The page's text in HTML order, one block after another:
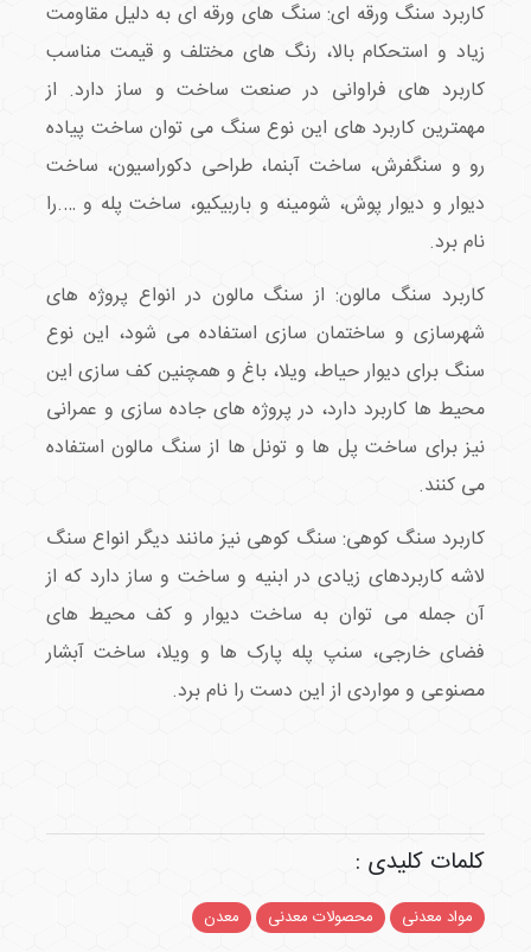
کاربرد سنگ ورقه ای: سنگ های ورقه ای به دلیل مقاومت
زیاد و استحکام بالا، رنگ های مختلف و قیمت مناسب
کاربرد های فراوانی در صنعت ساخت و ساز دارد. از
مهمترین کاربرد های این نوع سنگ می توان ساخت پیاده
رو و سنگفرش، ساخت آبنما، طراحی دکوراسیون، ساخت
دیوار و دیوار پوش، شومینه و باربیکیو، ساخت پله و ….را
نام برد.
کاربرد سنگ مالون: از سنگ مالون در انواع پروژه های
شهرسازی و ساختمان سازی استفاده می شود، این نوع
سنگ برای دیوار حیاط، ویلا، باغ و همچنین کف سازی این
محیط ها کاربرد دارد، در پروژه های جاده سازی و عمرانی
نیز برای ساخت پل ها و تونل ها از سنگ مالون استفاده
می کنند.
کاربرد سنگ کوهی: سنگ کوهی نیز مانند دیگر انواع سنگ
لاشه کاربردهای زیادی در ابنیه و ساخت و ساز دارد که از
آن جمله می توان به ساخت دیوار و کف محیط های
فضای خارجی، سنپ پله پارک ها و ویلا، ساخت آبشار
مصنوعی و مواردی از این دست را نام برد.
کلمات کلیدی :
مواد معدنی محصولات معدنی معدن